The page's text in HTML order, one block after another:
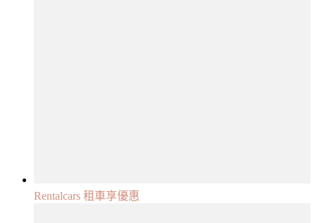
Rentalcars 租車享優惠